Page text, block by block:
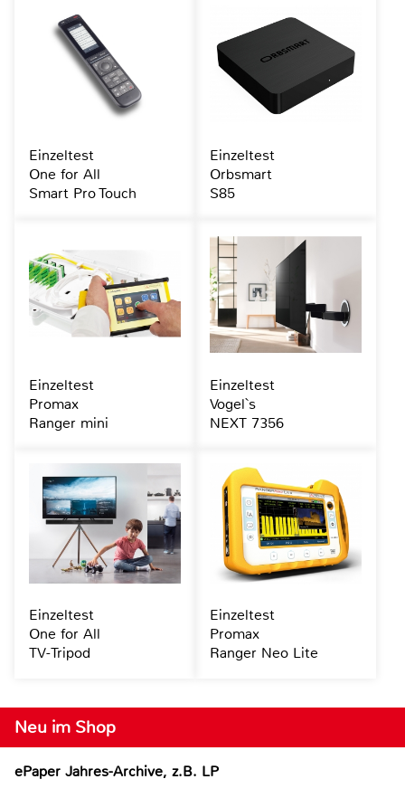
Neu im Shop
ePaper Jahres-Archive, z.B. LP
Einzeltest
One for All
Smart Pro Touch
Einzeltest
Orbsmart
S85
Einzeltest
Promax
Ranger mini
Einzeltest
Vogel`s
NEXT 7356
Einzeltest
One for All
TV-Tripod
Einzeltest
Promax
Ranger Neo Lite